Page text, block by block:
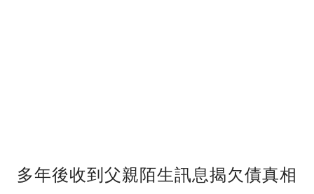
多年後收到父親陌生訊息揭欠債真相